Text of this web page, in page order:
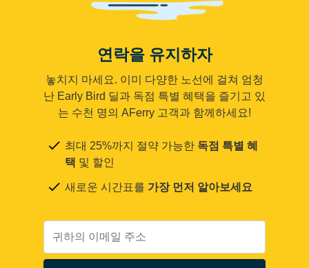
연락을 유지하자
놓치지 마세요. 이미 다양한 노선에 걸쳐 엄청
난 Early Bird 딜과 독점 특별 혜택을 즐기고 있
는 수천 명의 AFerry 고객과 함께하세요!
최대 25%까지 절약 가능한 독점 특별 혜
택 및 할인
새로운 시간표를 가장 먼저 알아보세요